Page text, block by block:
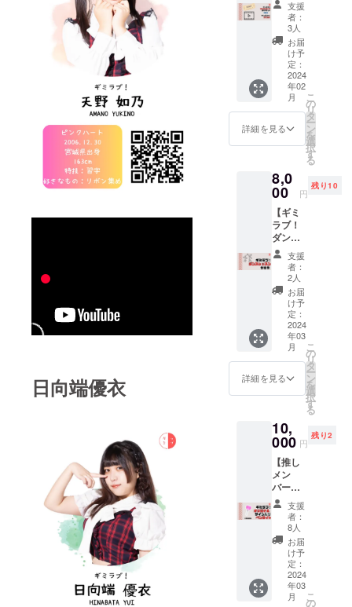
日向端優衣
影が可
能 ※撮
影後は
45秒の
おしゃ
べりを
する時
間がご
ざいま
す。
名・推
しメン
バー〉
の記載
をお願
い致し
ます。
※ご登録
いただ
いた
動画を
ダウン
ロード
できる
URLを
ギガ
ファイ
ル便を
使用し
てお送
りいた
しま
す。
（ギガ
ファイ
ル便
https://
gigafile.
推しメ
ンバー
から支
援のお
礼メッ
セージ
動画 ・
収録時
間：60
秒程度
・提供
方法：
gigafile
（ダウ
+チェキ
券1枚
（ワン
マン限
定デザ
ン）】
・2024
年3月2
日開催
のワン
マンラ
ケット
+チェキ
券1枚
（ワン
マン限
定デザ
イン）
※ドリン
ク代
（600
円）は
別途当
日会場
で必要
チェキ
券1枚で
メン
トチェ
キまた
は１
ショッ
トチェ
キの撮
影が可
能 ※撮
影後は
45秒の
おしゃ
べりを
する時
間がご
ざいま
支援
者：
3人
お届
け予
定：
2024
年02
月
詳細を見る
こ
の
リ
タ
ー
ン
を
選
択
す
る
8,0
00 円
残り10
【ギミ
ラブ！
ダンス
レッス
ン参加
券】 ・
2024年
3月24日
（日）
都内某
所のダ
ンスス
タジオ
にてギ
ミラ
ブ！オ
ル曲の
振り付
けを覚
える
レッス
ンに参
加でき
る券 ※
ダンス
講師は
ギミラ
ブ！メ
ンバー
※当日は
動きや
支援
者：
2人
お届
け予
定：
2024
年03
月
詳細を見る
こ
の
リ
タ
ー
ン
を
選
択
す
る
10,
000 円
残り2
【推し
メン
バーま
たは全
員のサ
イン入
りペン
ライ
ト】 ・
推しメ
ンバー
のサイ
支援
者：
8人
お届
け予
定：
2024
年03
月
こ
の